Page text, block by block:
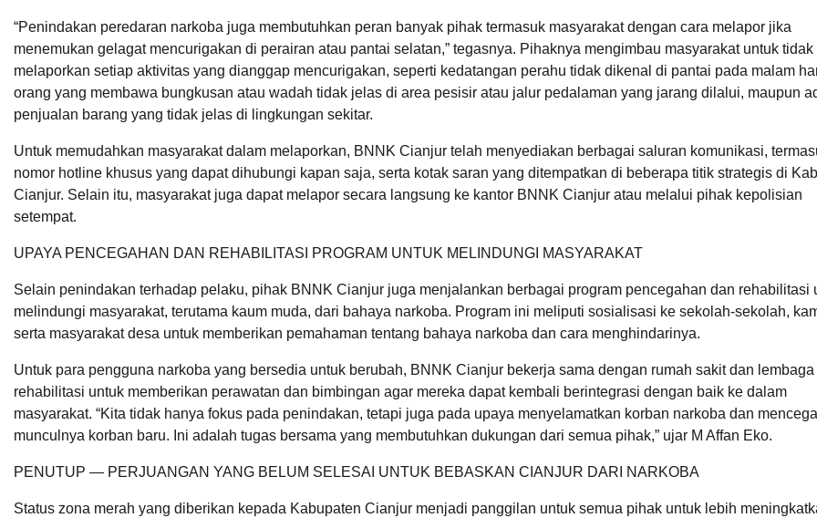
“Penindakan peredaran narkoba juga membutuhkan peran banyak pihak termasuk masyarakat dengan cara melapor jika
menemukan gelagat mencurigakan di perairan atau pantai selatan,” tegasnya. Pihaknya mengimbau masyarakat untuk tidak
melaporkan setiap aktivitas yang dianggap mencurigakan, seperti kedatangan perahu tidak dikenal di pantai pada malam
orang yang membawa bungkusan atau wadah tidak jelas di area pesisir atau jalur pedalaman yang jarang dilalui, maupun
penjualan barang yang tidak jelas di lingkungan sekitar.
Untuk memudahkan masyarakat dalam melaporkan, BNNK Cianjur telah menyediakan berbagai saluran komunikasi,
nomor hotline khusus yang dapat dihubungi kapan saja, serta kotak saran yang ditempatkan di beberapa titik strategis di
Cianjur. Selain itu, masyarakat juga dapat melapor secara langsung ke kantor BNNK Cianjur atau melalui pihak kepolisian
setempat.
UPAYA PENCEGAHAN DAN REHABILITASI PROGRAM UNTUK MELINDUNGI MASYARAKAT
Selain penindakan terhadap pelaku, pihak BNNK Cianjur juga menjalankan berbagai program pencegahan dan rehabilitasi
melindungi masyarakat, terutama kaum muda, dari bahaya narkoba. Program ini meliputi sosialisasi ke sekolah-sekolah,
serta masyarakat desa untuk memberikan pemahaman tentang bahaya narkoba dan cara menghindarinya.
Untuk para pengguna narkoba yang bersedia untuk berubah, BNNK Cianjur bekerja sama dengan rumah sakit dan lembaga
rehabilitasi untuk memberikan perawatan dan bimbingan agar mereka dapat kembali berintegrasi dengan baik ke dalam
masyarakat. “Kita tidak hanya fokus pada penindakan, tetapi juga pada upaya menyelamatkan korban narkoba dan
munculnya korban baru. Ini adalah tugas bersama yang membutuhkan dukungan dari semua pihak,” ujar M Affan Eko.
PENUTUP — PERJUANGAN YANG BELUM SELESAI UNTUK BEBASKAN CIANJUR DARI NARKOBA
Status zona merah yang diberikan kepada Kabupaten Cianjur menjadi panggilan untuk semua pihak untuk lebih